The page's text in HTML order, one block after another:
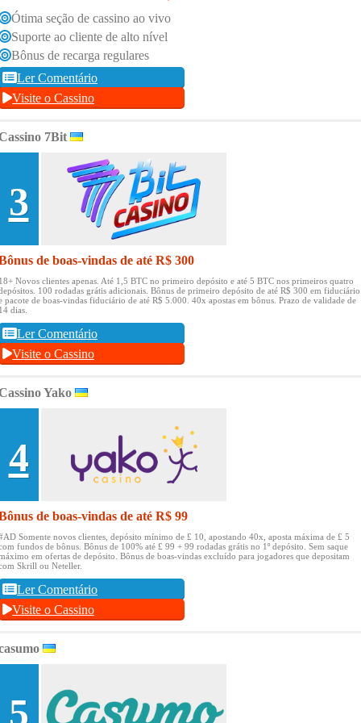
Ótima seção de cassino ao vivo
Suporte ao cliente de alto nível
Bônus de recarga regulares
Ler Comentário
Visite o Cassino
7Bit
3
de boas-vindas de até R$ 300
Novos clientes apenas. Até 1,5 BTC no primeiro depósito e até 5 BTC nos primeiros quatro
100 rodadas grátis adicionais. Bônus de primeiro depósito de até R$ 300 em fiduciário
pacote de boas-vindas fiduciário de até R$ 5.000. 40x apostas em bônus. Prazo de validade de
dias.
Ler Comentário
Visite o Cassino
Yako
4
de boas-vindas de até R$ 99
Somente novos clientes, depósito mínimo de £ 10, apostando 40x, aposta máxima de £ 5
fundos de bônus. Bônus de 100% até £ 99 + 99 rodadas grátis no 1º depósito. Sem saque
em ofertas de depósito. Bônus de boas-vindas excluído para jogadores que depositam
Skrill ou Neteller.
Ler Comentário
Visite o Cassino
5